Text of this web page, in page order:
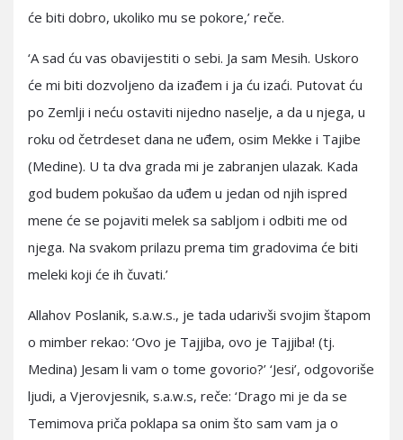
će biti dobro, ukoliko mu se pokore,’ reče.
‘A sad ću vas obavijestiti o sebi. Ja sam Mesih. Uskoro
će mi biti dozvoljeno da izađem i ja ću izaći. Putovat ću
po Zemlji i neću ostaviti nijedno naselje, a da u njega, u
roku od četrdeset dana ne uđem, osim Mekke i Tajibe
(Medine). U ta dva grada mi je zabranjen ulazak. Kada
god budem pokušao da uđem u jedan od njih ispred
mene će se pojaviti melek sa sabljom i odbiti me od
njega. Na svakom prilazu prema tim gradovima će biti
meleki koji će ih čuvati.’
Allahov Poslanik, s.a.w.s., je tada udarivši svojim štapom
o mimber rekao: ‘Ovo je Tajjiba, ovo je Tajjiba! (tj.
Medina) Jesam li vam o tome govorio?’ ‘Jesi’, odgovoriše
ljudi, a Vjerovjesnik, s.a.w.s, reče: ‘Drago mi je da se
Temimova priča poklapa sa onim što sam vam ja o